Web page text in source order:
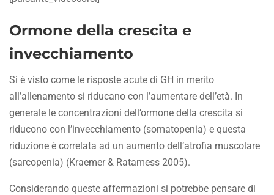
Ormone della crescita e
invecchiamento
Si è visto come le risposte acute di GH in merito
all’allenamento si riducano con l’aumentare dell’età. In
generale le concentrazioni dell’ormone della crescita si
riducono con l’invecchiamento (somatopenia) e questa
riduzione è correlata ad un aumento dell’atrofia muscolare
(sarcopenia) (Kraemer & Ratamess 2005).
Considerando queste affermazioni si potrebbe pensare di